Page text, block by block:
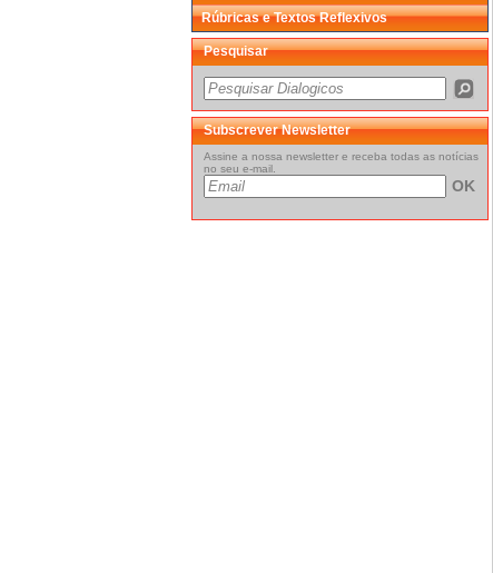
Rúbricas e Textos Reflexivos
Pesquisar
Subscrever Newsletter
Assine a nossa newsletter e receba todas as notícias
no seu e-mail.
OK